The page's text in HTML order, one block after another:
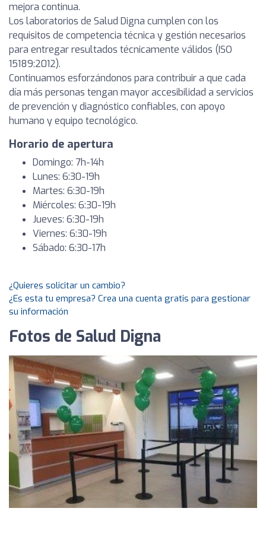
mejora continua.
Los laboratorios de Salud Digna cumplen con los
requisitos de competencia técnica y gestión necesarios
para entregar resultados técnicamente válidos (ISO
15189:2012).
Continuamos esforzándonos para contribuir a que cada
día más personas tengan mayor accesibilidad a servicios
de prevención y diagnóstico confiables, con apoyo
humano y equipo tecnológico.
Horario de apertura
Domingo: 7h-14h
Lunes: 6:30-19h
Martes: 6:30-19h
Miércoles: 6:30-19h
Jueves: 6:30-19h
Viernes: 6:30-19h
Sábado: 6:30-17h
¿Quieres solicitar un cambio?
¿Es esta tu empresa? Crea una cuenta gratis para gestionar
su información
Fotos de Salud Digna